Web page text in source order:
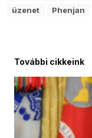
üzenet
Phenjan
További cikkeink